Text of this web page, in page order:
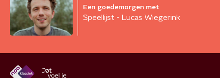
Een goedemorgen met
Speellijst - Lucas Wiegerink